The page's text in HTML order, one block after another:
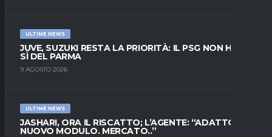
ULTIME NEWS
JUVE, SUZUKI RESTA LA PRIORITÀ: IL PSG NON HA IL
SÌ DEL PARMA
9 AGOSTO 2026
ULTIME NEWS
JASHARI, ORA IL RISCATTO; L’AGENTE: “ADATTO AL
NUOVO MODULO. MERCATO..”